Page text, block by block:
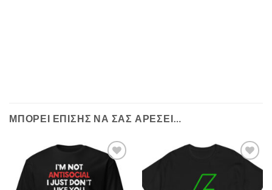
ΜΠΟΡΕΊ ΕΠΊΣΗΣ ΝΑ ΣΑΣ ΑΡΈΣΕΙ…
Πρόσθήκη
στην λίστα
επιθυμιών
Πρόσθήκη